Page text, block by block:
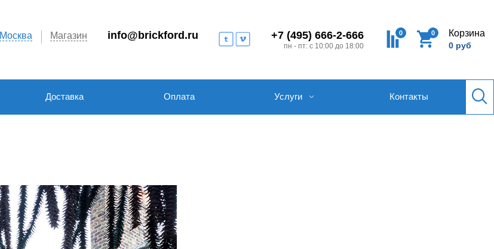
Москва Магазин info@brickford.ru +7 (495) 666-2-666
пн - пт: с 10:00 до 18:00
0 0 Корзина
0 руб
Доставка Оплата Услуги Контакты